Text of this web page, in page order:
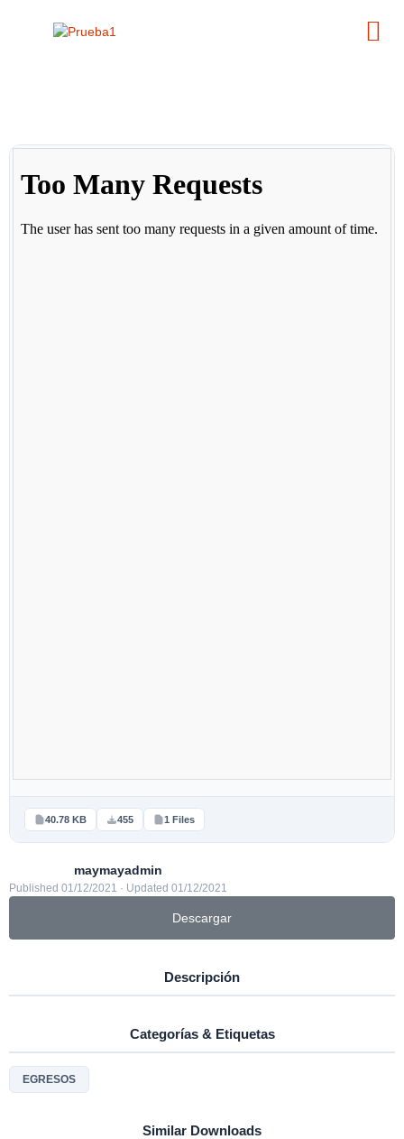
40.78 KB 455 1 Files
maymayadmin
Published 01/12/2021 · Updated 01/12/2021
Descargar
Descripción
Categorías & Etiquetas
EGRESOS
Similar Downloads